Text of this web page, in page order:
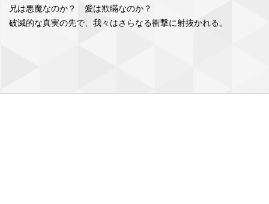
兄は悪魔なのか？ 愛は欺瞞なのか？
破滅的な真実の先で、我々はさらなる衝撃に射抜かれる。